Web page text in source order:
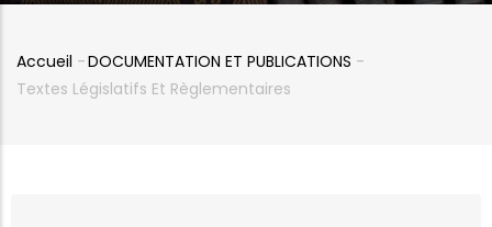
Fil
Accueil -DOCUMENTATION ET PUBLICATIONS -
Textes Législatifs Et Règlementaires